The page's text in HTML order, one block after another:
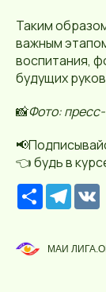
Таким
важным
воспитания,
будущих
📸Фото:
👈 будь в
Р
е
с
р
с
T
e
g
r
МАИ